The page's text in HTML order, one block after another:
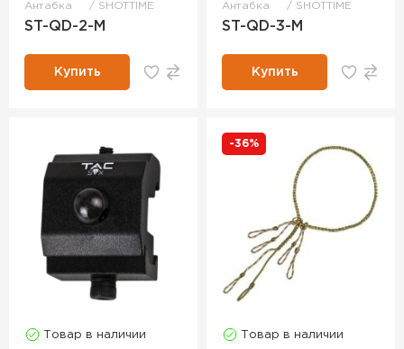
Антабка SHOTTIME
ST-QD-2-M
Купить
Антабка SHOTTIME
ST-QD-3-M
Купить
Товар в наличии
-36%
Товар в наличии